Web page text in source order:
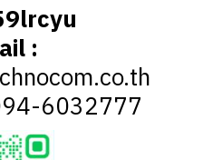
:
6032777